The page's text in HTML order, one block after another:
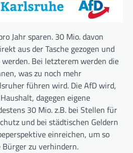
Jahr sparen. 30 Mio. davon
aus der Tasche gezogen und
Bei letzterem werden die
was zu noch mehr
führen wird. Die AfD wird,
dagegen eigene
30 Mio. z.B. bei Stellen für
und bei städtischen Geldern
einreichen, um so
zu verhindern.